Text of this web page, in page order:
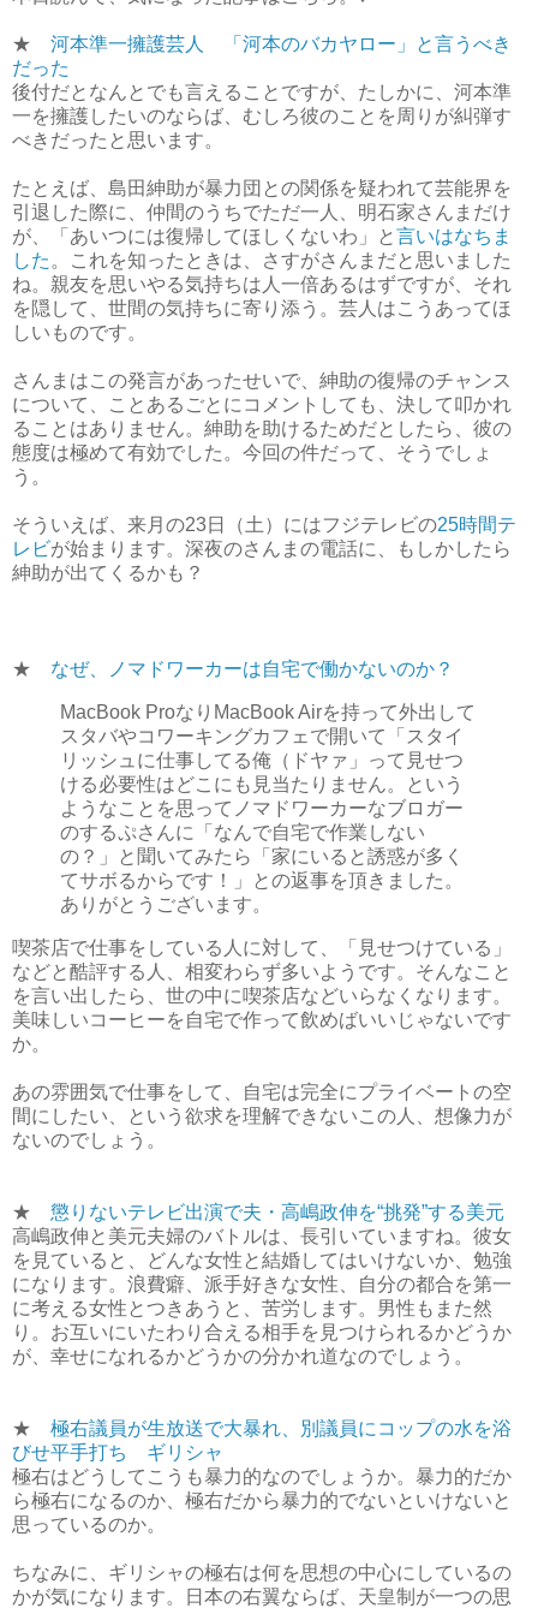
★ 河本準一擁護芸人 「河本のバカヤロー」と言うべき
だった
後付だとなんとでも言えることですが、たしかに、河本準
一を擁護したいのならば、むしろ彼のことを周りが糾弾す
べきだったと思います。
たとえば、島田紳助が暴力団との関係を疑われて芸能界を
引退した際に、仲間のうちでただ一人、明石家さんまだけ
が、「あいつには復帰してほしくないわ」と言いはなちま
した 。これを知ったときは、さすがさんまだと思いました
ね。親友を思いやる気持ちは人一倍あるはずですが、それ
を隠して、世間の気持ちに寄り添う。芸人はこうあってほ
しいものです。
さんまはこの発言があったせいで、紳助の復帰のチャンス
について、ことあるごとにコメントしても、決して叩かれ
ることはありません。紳助を助けるためだとしたら、彼の
態度は極めて有効でした。今回の件だって、そうでしょ
う。
そういえば、来月の23日（土）にはフジテレビの25時間テ
レビが始まります。深夜のさんまの電話に、もしかしたら
紳助が出てくるかも？
★ なぜ、ノマドワーカーは自宅で働かないのか？
MacBook ProなりMacBook Airを持って外出して
スタバやコワーキングカフェで開いて「スタイ
リッシュに仕事してる俺（ドヤァ」って見せつ
ける必要性はどこにも見当たりません。という
ようなことを思ってノマドワーカーなブロガー
のするぷさんに「なんで自宅で作業しない
の？」と聞いてみたら「家にいると誘惑が多く
てサボるからです！」との返事を頂きました。
ありがとうございます。
喫茶店で仕事をしている人に対して、「見せつけている」
などと酷評する人、相変わらず多いようです。そんなこと
を言い出したら、世の中に喫茶店などいらなくなります。
美味しいコーヒーを自宅で作って飲めばいいじゃないです
か。
あの雰囲気で仕事をして、自宅は完全にプライベートの空
間にしたい、という欲求を理解できないこの人、想像力が
ないのでしょう。
★ 懲りないテレビ出演で夫・高嶋政伸を“挑発”する美元
高嶋政伸と美元夫婦のバトルは、長引いていますね。彼女
を見ていると、どんな女性と結婚してはいけないか、勉強
になります。浪費癖、派手好きな女性、自分の都合を第一
に考える女性とつきあうと、苦労します。男性もまた然
り。お互いにいたわり合える相手を見つけられるかどうか
が、幸せになれるかどうかの分かれ道なのでしょう。
★ 極右議員が生放送で大暴れ、別議員にコップの水を浴
びせ平手打ち ギリシャ
極右はどうしてこうも暴力的なのでしょうか。暴力的だか
ら極右になるのか、極右だから暴力的でないといけないと
思っているのか。
ちなみに、ギリシャの極右は何を思想の中心にしているの
かが気になります。日本の右翼ならば、天皇制が一つの思